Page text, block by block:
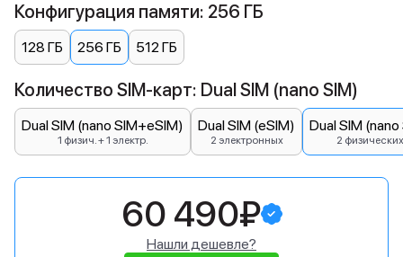
Конфигурация памяти: 256 ГБ
128 ГБ 256 ГБ 512 ГБ
Количество SIM-карт: Dual SIM (nano SIM)
Dual SIM (nano SIM+eSIM)
1 физич. + 1 электр.
Dual SIM (eSIM)
2 электронных
Dual SIM
2 физических
60 490₽
Нашли дешевле?